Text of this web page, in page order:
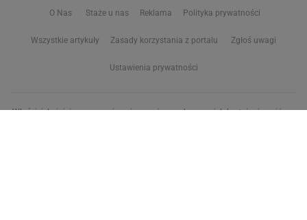
O Nas Staże u nas Reklama Polityka prywatności
Wszystkie artykuły Zasady korzystania z portalu Zgłoś uwagi
Ustawienia prywatności
Właściciel niniejszego serwisu nie wyraża zgody na zwielokrotnianie ani inne